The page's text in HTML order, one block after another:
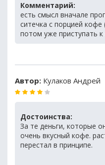
Комментарий:
есть смысл вначале
ситечка с порцией
потом уже приступать
Автор: Кулаков Андрей
Достоинства:
За те деньги, которые
очень вкусный кофе.
перестал в принципе.